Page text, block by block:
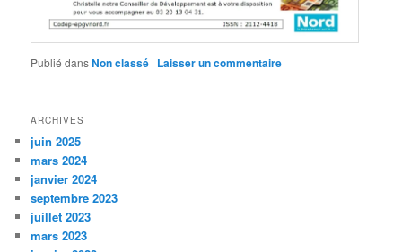
Publié dansNon classé | Laisser un commentaire
ARCHIVES
juin 2025
mars 2024
janvier 2024
septembre 2023
juillet 2023
mars 2023